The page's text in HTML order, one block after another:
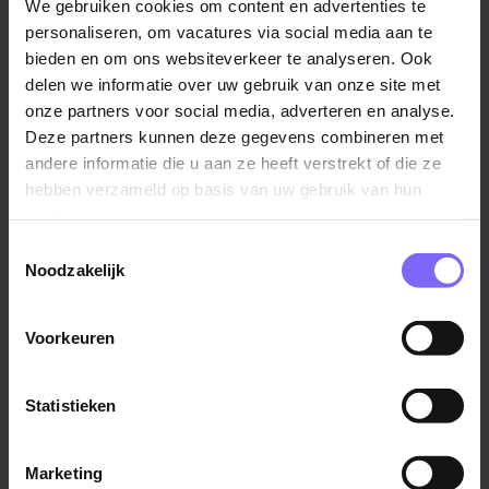
We gebruiken cookies om content en advertenties te
personaliseren, om vacatures via social media aan te
bieden en om ons websiteverkeer te analyseren. Ook
delen we informatie over uw gebruik van onze site met
onze partners voor social media, adverteren en analyse.
Deze partners kunnen deze gegevens combineren met
andere informatie die u aan ze heeft verstrekt of die ze
hebben verzameld op basis van uw gebruik van hun
Noodzakelijk
Voorkeuren
Statistieken
Marketing
buitendienst. Je combineert commerciële
vaardigheden met technische/chemische kennis. Je
werkzaamheden bestaan onder andere uit:
Adviseren van klanten over chemische producten
en toepassingen, inclusief het aandragen van
passende alternatieve producten of oplossingen
Opstellen en opvolgen van offertes
Onderhouden van telefonisch en schriftelijk
Ondersteunen van accountmanagers buitendienst
klantbehoeften
en inkoop